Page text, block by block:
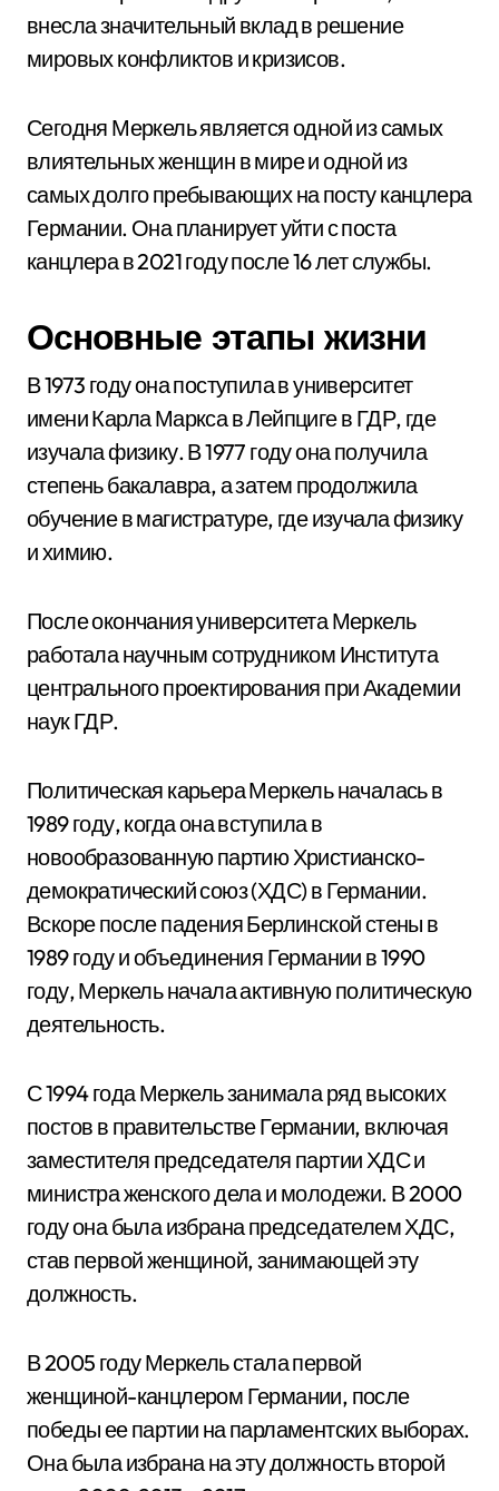
внесла значительный вклад в решение
мировых конфликтов и кризисов.
Сегодня Меркель является одной из самых
влиятельных женщин в мире и одной из
самых долго пребывающих на посту канцлера
Германии. Она планирует уйти с поста
канцлера в 2021 году после 16 лет службы.
Основные этапы жизни
В 1973 году она поступила в университет
имени Карла Маркса в Лейпциге в ГДР, где
изучала физику. В 1977 году она получила
степень бакалавра, а затем продолжила
обучение в магистратуре, где изучала физику
и химию.
После окончания университета Меркель
работала научным сотрудником Института
центрального проектирования при Академии
наук ГДР.
Политическая карьера Меркель началась в
1989 году, когда она вступила в
новообразованную партию Христианско-
демократический союз (ХДС) в Германии.
Вскоре после падения Берлинской стены в
1989 году и объединения Германии в 1990
году, Меркель начала активную политическую
деятельность.
С 1994 года Меркель занимала ряд высоких
постов в правительстве Германии, включая
заместителя председателя партии ХДС и
министра женского дела и молодежи. В 2000
году она была избрана председателем ХДС,
став первой женщиной, занимающей эту
должность.
В 2005 году Меркель стала первой
женщиной-канцлером Германии, после
победы ее партии на парламентских выборах.
Она была избрана на эту должность второй